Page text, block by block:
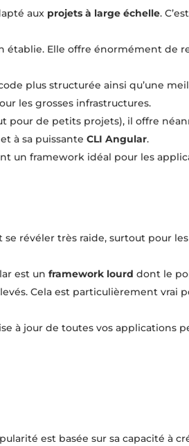
aux projets à large échelle.
établie. Elle offre énormément de
plus structurée ainsi qu’une
les grosses infrastructures.
pour de petits projets), il offre
à sa puissante CLI Angular.
un framework idéal pour les
se révéler très raide, surtout pour
est un framework lourd dont le
Cela est particulièrement vrai
à jour de toutes vos applications
est basée sur sa capacité à